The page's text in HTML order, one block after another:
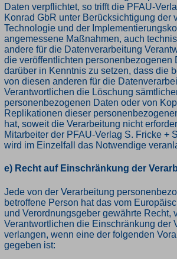
Daten verpflichtet, so trifft die PFAU-
Konrad GbR unter Berücksichtigung der
Technologie und der
angemessene Maßnahmen, auch
andere für die Datenverarbeitung
die veröffentlichten personenbezogenen
darüber in Kenntnis zu setzen, dass die
von diesen anderen für die
Verantwortlichen die Löschung
personenbezogenen Daten oder von
Replikationen dieser
hat, soweit die Verarbeitung nicht
Mitarbeiter der PFAU-Verlag S. Fricke +
wird im Einzelfall das Notwendige
e) Recht auf Einschränkung der
Jede von der Verarbeitung
betroffene Person hat das vom
und Verordnungsgeber gewährte Recht,
Verantwortlichen die Einschränkung der
verlangen, wenn eine der folgenden
gegeben ist: